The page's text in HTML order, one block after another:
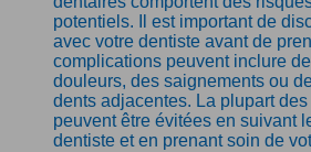
potentiels. Il est important de
avec votre dentiste avant de
complications peuvent inclure
douleurs, des saignements ou
dents adjacentes. La plupart
peuvent être évitées en suivant
dentiste et en prenant soin de